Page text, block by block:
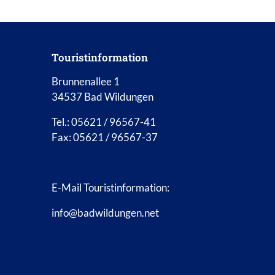
Touristinformation
Brunnenallee 1
34537 Bad Wildungen
Tel.: 05621 / 96567-41
Fax: 05621 / 96567-37
E-Mail Touristinformation:
info@badwildungen.net